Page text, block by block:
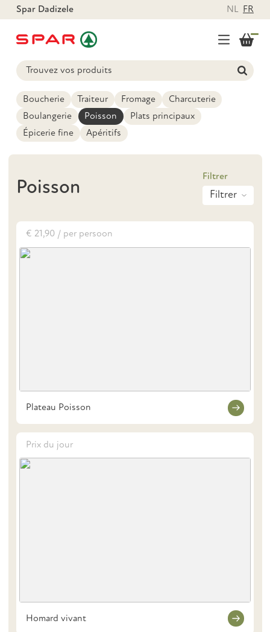
Spar Dadizele NL FR
Boucherie Traiteur Fromage
Charcuterie
Boulangerie
Poisson
Plats principaux
Épicerie fine
Apéritifs
Poisson
Filtrer
€ 21,90 / per persoon
Plateau Poisson
Prix du jour
Homard vivant